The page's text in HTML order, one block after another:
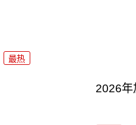
最热
2026年